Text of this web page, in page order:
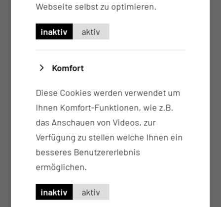
Lokale und intraartikuläre Infiltrations- und
Injektionstherapien
Webseite selbst zu optimieren.
inaktiv aktiv
Komfort
Diese Cookies werden verwendet um
Ihnen Komfort-Funktionen, wie z.B.
das Anschauen von Videos, zur
Verfügung zu stellen welche Ihnen ein
besseres Benutzererlebnis
ermöglichen.
inaktiv aktiv